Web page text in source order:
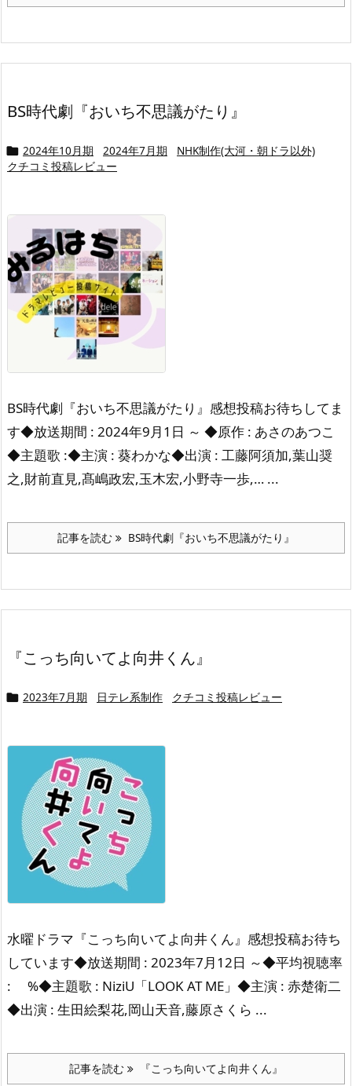
BS時代劇『おいち不思議がたり』
 2024年10月期 2024年7月期
NHK制作(大河・朝ドラ以外)
クチコミ投稿レビュー
BS時代劇『おいち不思議がたり』感想投稿お待ちしてま
す◆放送期間 : 2024年9月1日 ～ ◆原作 : あさのあつこ
◆主題歌 :◆主演 : 葵わかな◆出演 : 工藤阿須加,葉山奨
之,財前直見,髙嶋政宏,玉木宏,小野寺一歩,… ...
記事を読む BS時代劇『おいち不思議がたり』
『こっち向いてよ向井くん』
 2023年7月期 日テレ系制作 クチコミ投稿レビュー
水曜ドラマ『こっち向いてよ向井くん』感想投稿お待ち
しています◆放送期間 : 2023年7月12日 ～◆平均視聴率
: %◆主題歌 : NiziU「LOOK AT ME」◆主演 : 赤楚衛二
◆出演 : 生田絵梨花,岡山天音,藤原さくら ...
記事を読む 『こっち向いてよ向井くん』